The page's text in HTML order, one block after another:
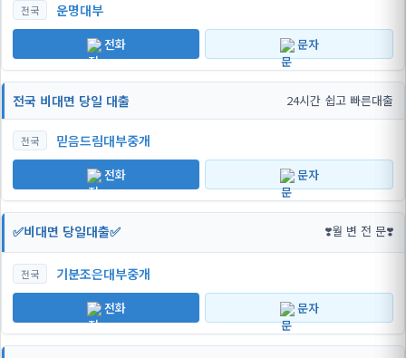
전국 운명대부
전화 문자
전국 비대면 당일 대출 24시간 쉽고 빠른대출
전국 믿음드림대부중개
전화 문자
✅비대면 당일대출✅ ❣️월 변 전 문❣️
전국 기분조은대부중개
전화 문자